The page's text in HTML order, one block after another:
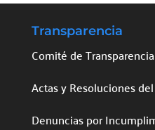
Transparencia
Comité de Transparencia
Actas y Resoluciones
Denuncias por